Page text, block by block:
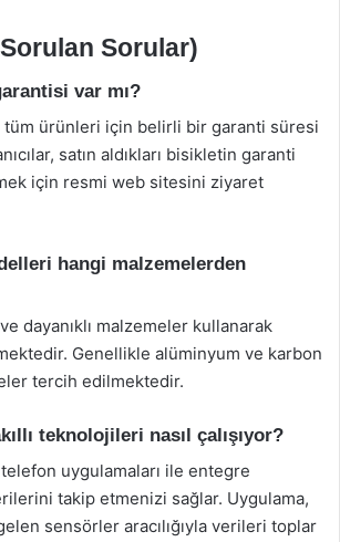
Sorulan Sorular)
var mı?
tüm ürünleri için belirli bir garanti süresi
satın aldıkları bisikletin garanti
için resmi web sitesini ziyaret
hangi malzemelerden
dayanıklı malzemeler kullanarak
Genellikle alüminyum ve karbon
tercih edilmektedir.
teknolojileri nasıl çalışıyor?
telefon uygulamaları ile entegre
takip etmenizi sağlar. Uygulama,
sensörler aracılığıyla verileri toplar